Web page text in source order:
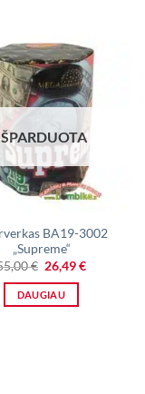
BA19-3002
„Supreme“
€ Original
price
was:
55,00 €.
26,49€Current
DAUGIAU